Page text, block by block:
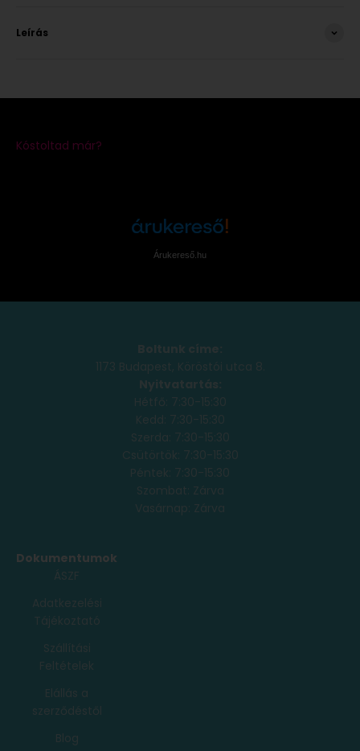
Leírás
Árukereső.hu
Boltunk címe:
1173 Budapest, Köröstói utca 8.
Nyitvatartás:
Hétfő: 7:30-15:30
Kedd: 7:30-15:30
Szerda: 7:30-15:30
Csütörtök: 7:30-15:30
Péntek: 7:30-15:30
Szombat: Zárva
Vasárnap: Zárva
Dokumentumok
ÁSZF
Adatkezelési
Tájékoztató
Szállítási
Feltételek
Elállás a
szerződéstől
Blog